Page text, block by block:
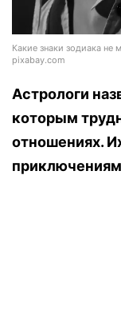
Какие знаки зодиака
pixabay.com
Астрологи
которым
отношениях.